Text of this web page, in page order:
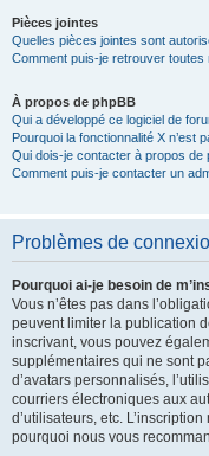
Pièces jointes
Quelles pièces jointes sont
Comment puis-je retrouver toutes
À propos de phpBB
Qui a développé ce logiciel de
Pourquoi la fonctionnalité X n’est
Qui dois-je contacter à propos de
Comment puis-je contacter un
Problèmes de
Pourquoi ai-je besoin de
Vous n’êtes pas dans
peuvent limiter la publication
inscrivant, vous pouvez
supplémentaires qui ne sont
d’avatars personnalisés,
courriers électroniques aux
d’utilisateurs, etc.
pourquoi nous vous